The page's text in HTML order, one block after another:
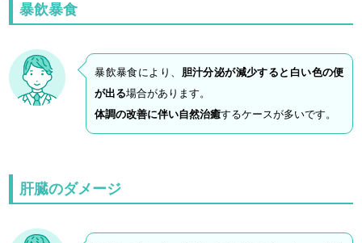
暴飲暴食
暴飲暴食により、 胆汁分泌が減少すると白い色の便
が出る場合があります。
体調の改善に伴い自然治癒するケースが多いです。
肝臓のダメージ